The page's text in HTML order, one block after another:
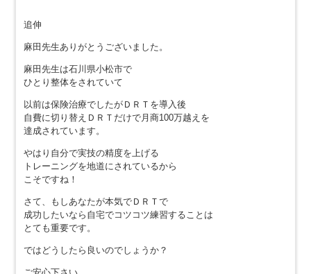
追伸
麻田先生ありがとうございました。
麻田先生は石川県小松市で
ひとり整体をされていて
以前は保険治療でしたがＤＲＴを導入後
自費に切り替えＤＲＴだけで月商100万越えを
達成されています。
やはり自分で実技の精度を上げる
トレーニングを地道にされているから
こそですね！
さて、もしあなたが本気でＤＲＴで
成功したいなら自宅でコツコツ練習することは
とても重要です。
ではどうしたら良いのでしょうか？